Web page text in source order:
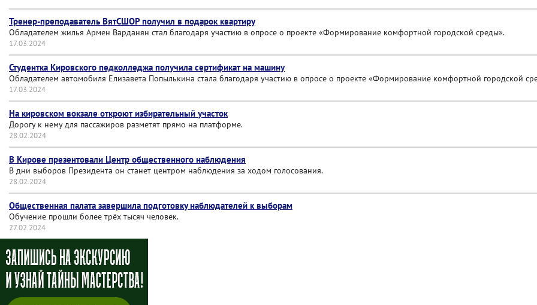
Тренер-преподаватель ВятСШОР получил в подарок квартиру
Обладателем жилья Армен Варданян стал благодаря участию в опросе о проекте «Формирование комфортной городской среды».
17.03.2024
Студентка Кировского педколледжа получила сертификат на машину
Обладателем автомобиля Елизавета Попылькина стала благодаря участию в опросе о проекте «Формирование комфортной городской
17.03.2024
На кировском вокзале откроют избирательный участок
Дорогу к нему для пассажиров разметят прямо на платформе.
28.02.2024
В Кирове презентовали Центр общественного наблюдения
В дни выборов Президента он станет центром наблюдения за ходом голосования.
28.02.2024
Общественная палата завершила подготовку наблюдателей к выборам
Обучение прошли более трёх тысяч человек.
27.02.2024